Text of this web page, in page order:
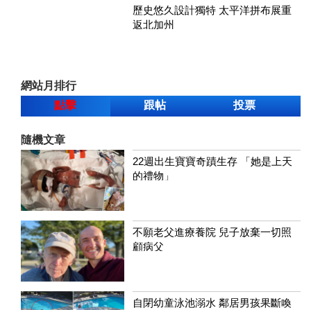
歷史悠久設計獨特 太平洋拼布展重
返北加州
網站月排行
點擊
跟帖 投票
隨機文章
22週出生寶寶奇蹟生存 「她是上天
的禮物」
不願老父進療養院 兒子放棄一切照
顧病父
自閉幼童泳池溺水 鄰居男孩果斷喚